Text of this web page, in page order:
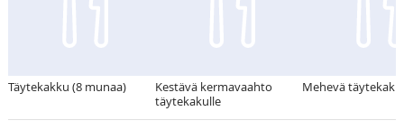
Täytekakku (8 munaa)
Kestävä kermavaahto
täytekakulle
Mehevä